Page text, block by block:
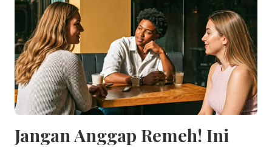
Jangan Anggap Remeh! Ini